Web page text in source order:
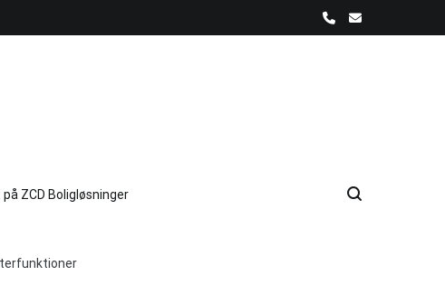
på ZCD Boligløsninger